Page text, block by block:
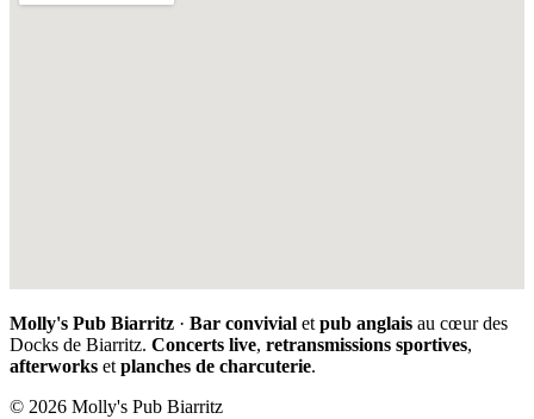
Molly's Pub Biarritz · Bar convivial et pub anglais au cœur des
Docks de Biarritz. Concerts live, retransmissions sportives,
afterworks et planches de charcuterie.
© 2026 Molly's Pub Biarritz